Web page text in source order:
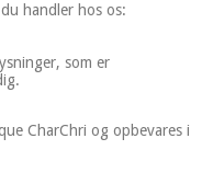
handler hos os:
som er
CharChri og opbevares i